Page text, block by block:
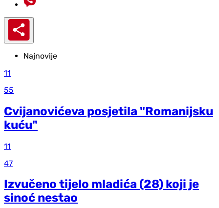
Najnovije
11
55
Cvijanovićeva posjetila "Romanijsku
kuću"
11
47
Izvučeno tijelo mladića (28) koji je
sinoć nestao